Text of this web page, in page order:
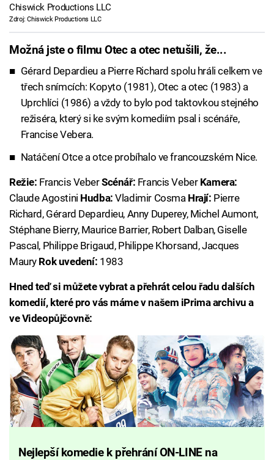
Chiswick Productions LLC
Zdroj: Chiswick Productions LLC
Možná jste o filmu Otec a otec netušili, že...
Gérard Depardieu a Pierre Richard spolu hráli celkem ve
třech snímcích: Kopyto (1981), Otec a otec (1983) a
Uprchlíci (1986) a vždy to bylo pod taktovkou stejného
režiséra, který si ke svým komediím psal i scénáře,
Francise Vebera.
Natáčení Otce a otce probíhalo ve francouzském Nice.
Režie: Francis VeberScénář: Francis Veber Kamera:
Claude Agostini Hudba: Vladimir Cosma Hrají: Pierre
Richard, Gérard Depardieu, Anny Duperey, Michel Aumont,
Stéphane Bierry, Maurice Barrier, Robert Dalban, Giselle
Pascal, Philippe Brigaud, Philippe Khorsand, Jacques
Maury Rok uvedení: 1983
Hned teď si můžete vybrat a přehrát celou řadu dalších
komedií, které pro vás máme v našem iPrima archivu a
ve Videopůjčovně:
Nejlepší komedie k přehrání ON-LINE na